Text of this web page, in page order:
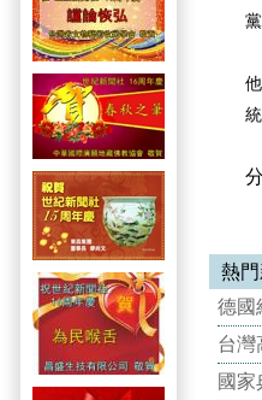
熱
德國
台灣
國